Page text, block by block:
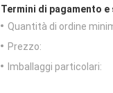
Termini di pagamento e
Quantità di ordine
Prezzo:
Imballaggi particolari: